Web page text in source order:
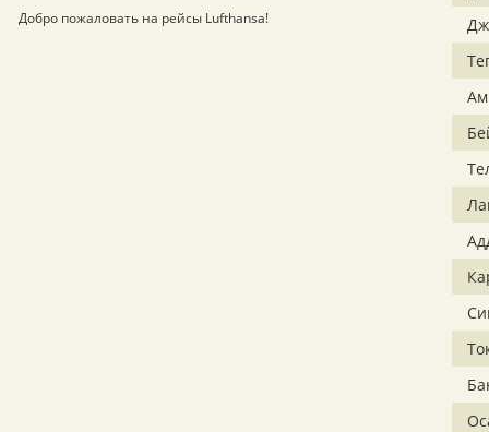
Добро пожаловать на рейсы Lufthansa!